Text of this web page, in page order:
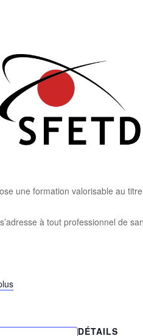
une formation valorisable au
à tout professionnel de
DÉTAILS